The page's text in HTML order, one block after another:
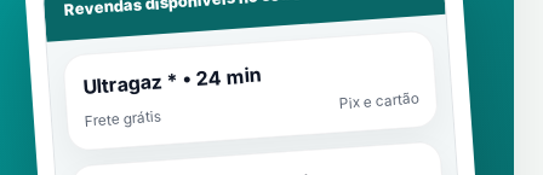
Ultragaz * • 24 min
Frete grátis
Pix e cartão